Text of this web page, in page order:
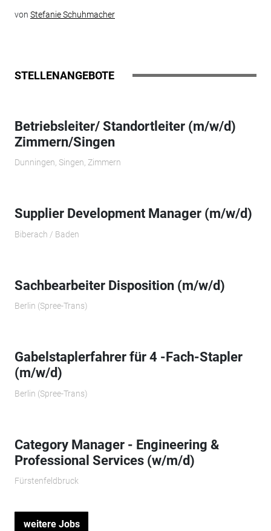
von Stefanie Schuhmacher
STELLENANGEBOTE
Betriebsleiter/ Standortleiter (m/w/d)
Zimmern/Singen
Dunningen, Singen, Zimmern
Supplier Development Manager (m/w/d)
Biberach / Baden
Sachbearbeiter Disposition (m/w/d)
Berlin (Spree-Trans)
Gabelstaplerfahrer für 4 -Fach-Stapler
(m/w/d)
Berlin (Spree-Trans)
Category Manager - Engineering &
Professional Services (w/m/d)
Fürstenfeldbruck
weitere Jobs